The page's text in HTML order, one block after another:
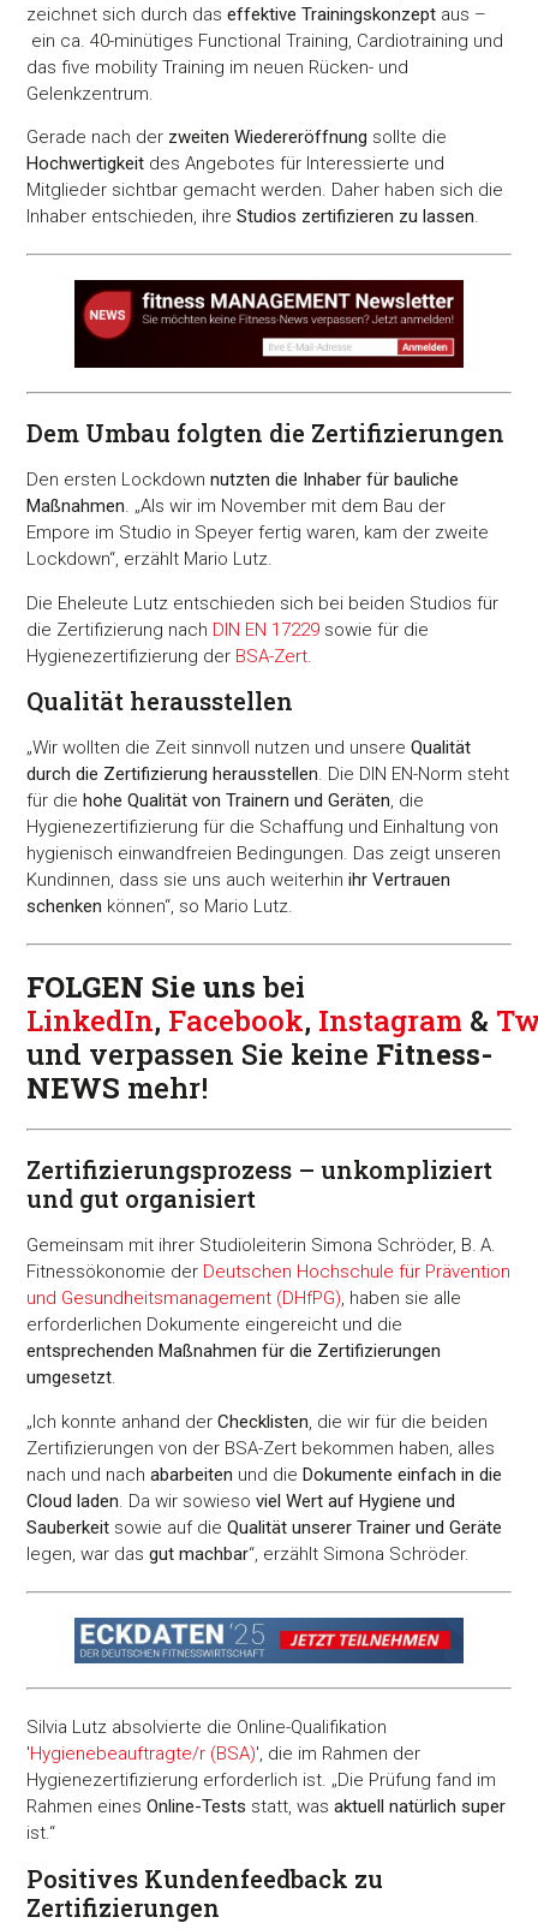
zeichnet sich durch daseffektive Trainingskonzept aus –
ein ca. 40-minütiges Functional Training, Cardiotraining und
das five mobility Training im neuen Rücken- und
Gelenkzentrum.
Gerade nach der zweiten Wiedereröffnung sollte die
Hochwertigkeit des Angebotes für Interessierte und
Mitglieder sichtbar gemacht werden. Daher haben sich die
Inhaber entschieden, ihreStudios zertifizieren zu lassen.
Dem Umbau folgten die Zertifizierungen
Den ersten Lockdownnutzten die Inhaber für bauliche
Maßnahmen. „Als wir im November mit dem Bau der
Empore im Studio in Speyer fertig waren, kam der zweite
Lockdown“, erzählt Mario Lutz.
Die Eheleute Lutz entschieden sich bei beiden Studios für
die Zertifizierung nach DIN EN 17229 sowie für die
Hygienezertifizierung der BSA-Zert.
Qualität herausstellen
„Wir wollten die Zeit sinnvoll nutzen und unsereQualität
durch die Zertifizierung herausstellen. Die DIN EN-Norm steht
für diehohe Qualität von Trainern und Geräten, die
Hygienezertifizierung für die Schaffung und Einhaltung von
hygienisch einwandfreien Bedingungen. Das zeigt unseren
Kundinnen, dass sie uns auch weiterhinihr Vertrauen
schenken können“, so Mario Lutz.
FOLGEN Sie uns bei
LinkedIn, Facebook, Instagram &
und verpassen Sie keine Fitness-
NEWS mehr!
Zertifizierungsprozess – unkompliziert
und gut organisiert
Gemeinsam mit ihrer Studioleiterin Simona Schröder, B. A.
Fitnessökonomie der Deutschen Hochschule für Prävention
und Gesundheitsmanagement (DHfPG), haben sie alle
erforderlichen Dokumente eingereicht und die
entsprechenden Maßnahmen für die Zertifizierungen
umgesetzt.
„Ich konnte anhand derChecklisten , die wir für die beiden
Zertifizierungen von der BSA-Zert bekommen haben, alles
nach und nachabarbeiten und dieDokumente einfach in die
Cloud laden . Da wir sowiesoviel Wert auf Hygiene und
Sauberkeit sowie auf dieQualität unserer Trainer und Geräte
legen, war dasgut machbar“, erzählt Simona Schröder.
Silvia Lutz absolvierte die Online-Qualifikation
'Hygienebeauftragte/r (BSA)', die im Rahmen der
Hygienezertifizierung erforderlich ist. „Die Prüfung fand im
Rahmen einesOnline-Tests statt, wasaktuell natürlich super
ist.“
Positives Kundenfeedback zu
Zertifizierungen